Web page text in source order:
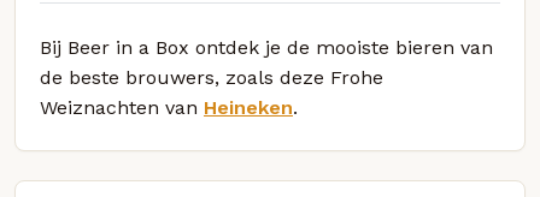
Bij Beer in a Box ontdek je de mooiste bieren van
de beste brouwers, zoals deze Frohe
Weiznachten van Heineken.